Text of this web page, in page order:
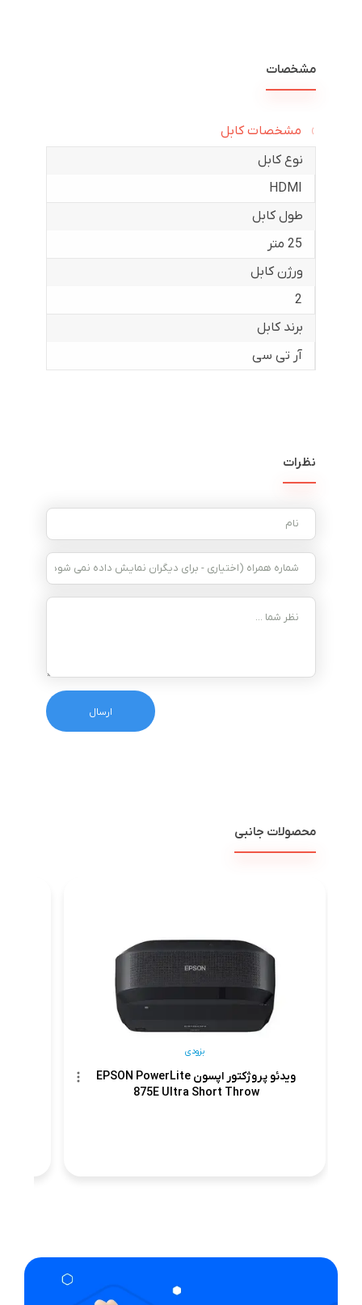
مشخصات
مشخصات کابل
نوع کابل
HDMI
طول کابل
25 متر
ورژن کابل
2
برند کابل
آر تی سی
نظرات
محصولات جانبی
ویدئو پروژکتور اپسون EPSON PowerLite
875E Ultra Short Throw
بزودی